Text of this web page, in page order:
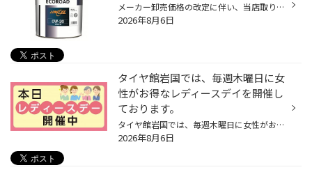
メーカー卸売価格の改定に伴い、当店取り扱いの一部のバッテリー・エンジンオイルの価格改定を 9/1より随時実施させていただきます。 現状の価格改定前の価格での対応については、各製品の値上がり前日までの作業実施が対象となっております。 夏休みでお出かけ予定の方や車検に向けて、そろそろ交...
2026年8月6日
タイヤ館岩国では、毎週木曜日に女
性がお得なレディースデイを開催し
ております。
タイヤ館岩国では、毎週木曜日に女性がお得なレディースデイを開催しております。 最近、タイヤの空気圧点検やオイル交換されましたか? ★タイヤの空気圧点検目安…1ヵ月に1回。 ★エンジンオイルのおすすめ交換目安 …3ヵ月～半年or 3000～5000kmに一度。 (使用状況に合わせて…定期点検/交換おすすめし...
2026年8月6日